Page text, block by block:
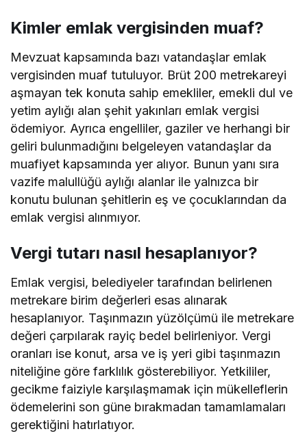
Kimler emlak vergisinden muaf?
Mevzuat kapsamında bazı vatandaşlar emlak
vergisinden muaf tutuluyor. Brüt 200 metrekareyi
aşmayan tek konuta sahip emekliler, emekli dul ve
yetim aylığı alan şehit yakınları emlak vergisi
ödemiyor. Ayrıca engelliler, gaziler ve herhangi bir
geliri bulunmadığını belgeleyen vatandaşlar da
muafiyet kapsamında yer alıyor. Bunun yanı sıra
vazife malullüğü aylığı alanlar ile yalnızca bir
konutu bulunan şehitlerin eş ve çocuklarından da
emlak vergisi alınmıyor.
Vergi tutarı nasıl hesaplanıyor?
Emlak vergisi, belediyeler tarafından belirlenen
metrekare birim değerleri esas alınarak
hesaplanıyor. Taşınmazın yüzölçümü ile metrekare
değeri çarpılarak rayiç bedel belirleniyor. Vergi
oranları ise konut, arsa ve iş yeri gibi taşınmazın
niteliğine göre farklılık gösterebiliyor. Yetkililer,
gecikme faiziyle karşılaşmamak için mükelleflerin
ödemelerini son güne bırakmadan tamamlamaları
gerektiğini hatırlatıyor.